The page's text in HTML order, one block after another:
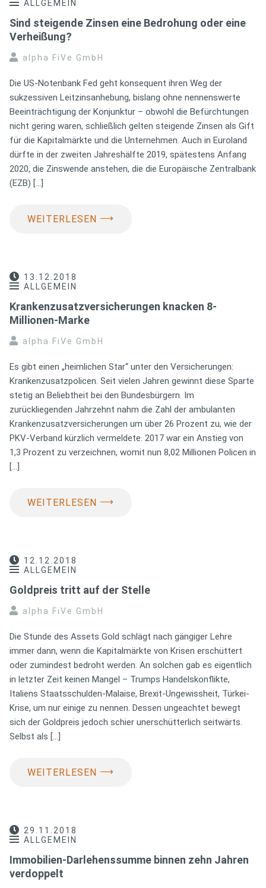
ALLGEMEIN
Sind steigende Zinsen eine Bedrohung oder eine
Verheißung?
alpha FiVe GmbH
Die US-Notenbank Fed geht konsequent ihren Weg der
sukzessiven Leitzinsanhebung, bislang ohne nennenswerte
Beeinträchtigung der Konjunktur – obwohl die Befürchtungen
nicht gering waren, schließlich gelten steigende Zinsen als Gift
für die Kapitalmärkte und die Unternehmen. Auch in Euroland
dürfte in der zweiten Jahreshälfte 2019, spätestens Anfang
2020, die Zinswende anstehen, die die Europäische Zentralbank
(EZB) […]
WEITERLESEN ⟶
13.12.2018
ALLGEMEIN
Krankenzusatzversicherungen knacken 8-
Millionen-Marke
alpha FiVe GmbH
Es gibt einen „heimlichen Star“ unter den Versicherungen:
Krankenzusatzpolicen. Seit vielen Jahren gewinnt diese Sparte
stetig an Beliebtheit bei den Bundesbürgern. Im
zurückliegenden Jahrzehnt nahm die Zahl der ambulanten
Krankenzusatzversicherungen um über 26 Prozent zu, wie der
PKV-Verband kürzlich vermeldete. 2017 war ein Anstieg von
1,3 Prozent zu verzeichnen, womit nun 8,02 Millionen Policen in
[…]
WEITERLESEN ⟶
12.12.2018
ALLGEMEIN
Goldpreis tritt auf der Stelle
alpha FiVe GmbH
Die Stunde des Assets Gold schlägt nach gängiger Lehre
immer dann, wenn die Kapitalmärkte von Krisen erschüttert
oder zumindest bedroht werden. An solchen gab es eigentlich
in letzter Zeit keinen Mangel – Trumps Handelskonflikte,
Italiens Staatsschulden-Malaise, Brexit-Ungewissheit, Türkei-
Krise, um nur einige zu nennen. Dessen ungeachtet bewegt
sich der Goldpreis jedoch schier unerschütterlich seitwärts.
Selbst als […]
WEITERLESEN ⟶
29.11.2018
ALLGEMEIN
Immobilien-Darlehenssumme binnen zehn Jahren
verdoppelt